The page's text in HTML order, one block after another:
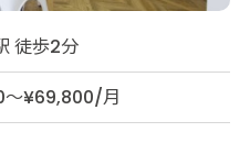
徒歩2分
～¥69,800/月